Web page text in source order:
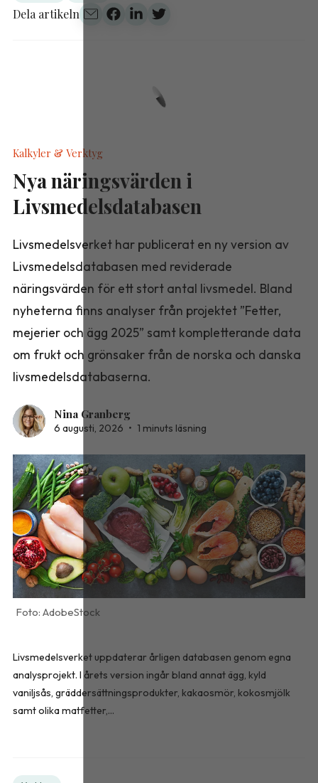
Dela artikeln
Kalkyler & Verktyg
Nya näringsvärden i
Livsmedelsdatabasen
Livsmedelsverket har publicerat en ny version av
Livsmedelsdatabasen med reviderade
näringsvärden för ett stort antal livsmedel. Bland
nyheterna finns analyser från projektet ”Fetter,
mejerier och ägg 2025” samt kompletterande data
om frukt och grönsaker från de norska och danska
livsmedelsdatabaserna.
Nina Granberg
6 augusti, 2026 • 1 minuts läsning
AdobeStock
Livsmedelsverket uppdaterar årligen databasen genom egna
analysprojekt. I årets version ingår bland annat ägg, kyld
vaniljsås, gräddersättningsprodukter, kakaosmör, kokosmjölk
samt olika matfetter,...